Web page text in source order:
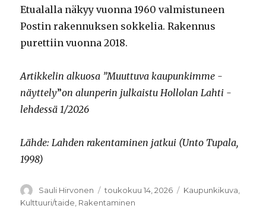
Etualalla näkyy vuonna 1960 valmistuneen
Postin rakennuksen sokkelia. Rakennus
purettiin vuonna 2018.
Artikkelin alkuosa ”Muuttuva kaupunkimme -
näyttely”on alunperin julkaistu Hollolan Lahti -
lehdessä 1/2026
Lähde: Lahden rakentaminen jatkui (Unto Tupala,
1998)
Kirjoittaja
Sauli Hirvonen Julkaistu
toukokuu 14, 2026 Kategoriat
Kaupunkikuva,
Kulttuuri/taide, Rakentaminen